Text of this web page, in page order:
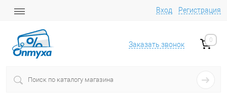
Вход Регистрация
Заказать звонок
0